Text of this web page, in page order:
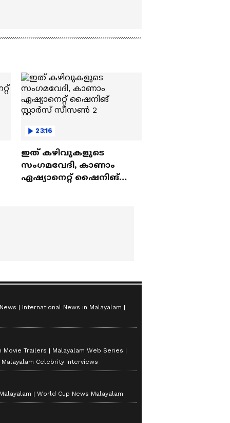
23:16
ഇത് കഴിവുകളുടെ
സംഗമവേദി, കാണാം
ഏഷ്യാനെറ്റ് ഷൈനിങ്
International News in Malayalam
Movie Trailers
Malayalam Web Series
Malayalam Celebrity Interviews
World Cup News Malayalam